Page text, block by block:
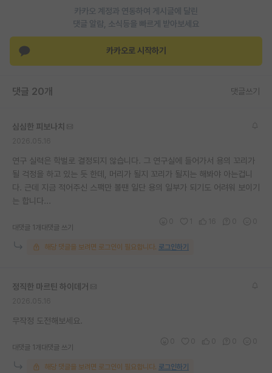
유학교육
반도체 아카데미
카카오 계정과 연동하여 게시글에 달린
댓글 알람, 소식등을 빠르게 받아보세요
카카오로 시작하기
댓글 20개 댓글쓰기
심심한 피보나치
연구 실력은 학벌로 결정되지 않습니다. 그 연구실에 들어가서 용의 꼬리가
될 걱정을 하고 있는 듯 한데, 머리가 될지 꼬리가 될지는 해봐야 아는겁니
다. 근데 지금 적어주신 스팩만 볼땐 일단 용의 일부가 되기도 어려워 보이기
는 합니다...
대댓글 1개 대댓글 쓰기
해당 댓글을 보려면 로그인이 필요합니다. 로그인하기
정직한 마르틴 하이데거
무작정 도전해보세요.
대댓글 1개 대댓글 쓰기
해당 댓글을 보려면 로그인이 필요합니다. 로그인하기